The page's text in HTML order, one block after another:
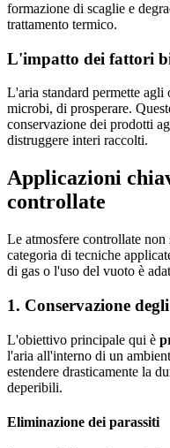
formazione di scaglie e
trattamento termico.
L'impatto dei fattori
L'aria standard permette
microbi, di prosperare.
conservazione dei prodotti
distruggere interi raccolti.
Applicazioni
controllate
Le atmosfere controllate
categoria di tecniche
di gas o l'uso del vuoto è
1. Conservazione
L'obiettivo principale qui è
l'aria all'interno di un
estendere drasticamente la
deperibili.
Eliminazione dei parassiti